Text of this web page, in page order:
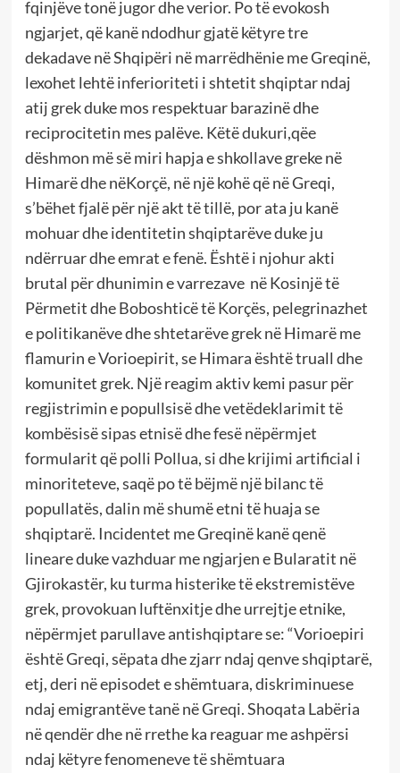
fqinjëve tonë jugor dhe verior. Po të evokosh
ngjarjet, që kanë ndodhur gjatë këtyre tre
dekadave në Shqipëri në marrëdhënie me Greqinë,
lexohet lehtë inferioriteti i shtetit shqiptar ndaj
atij grek duke mos respektuar barazinë dhe
reciprocitetin mes palëve. Këtë dukuri,qëe
dëshmon më së miri hapja e shkollave greke në
Himarë dhe nëKorçë, në një kohë që në Greqi,
s’bëhet fjalë për një akt të tillë, por ata ju kanë
mohuar dhe identitetin shqiptarëve duke ju
ndërruar dhe emrat e fenë. Është i njohur akti
brutal për dhunimin e varrezave në Kosinjë të
Përmetit dhe Boboshticë të Korçës, pelegrinazhet
e politikanëve dhe shtetarëve grek në Himarë me
flamurin e Vorioepirit, se Himara është truall dhe
komunitet grek. Një reagim aktiv kemi pasur për
regjistrimin e popullsisë dhe vetëdeklarimit të
kombësisë sipas etnisë dhe fesë nëpërmjet
formularit që polli Pollua, si dhe krijimi artificial i
minoriteteve, saqë po të bëjmë një bilanc të
popullatës, dalin më shumë etni të huaja se
shqiptarë. Incidentet me Greqinë kanë qenë
lineare duke vazhduar me ngjarjen e Bularatit në
Gjirokastër, ku turma histerike të ekstremistëve
grek, provokuan luftënxitje dhe urrejtje etnike,
nëpërmjet parullave antishqiptare se: “Vorioepiri
është Greqi, sëpata dhe zjarr ndaj qenve shqiptarë,
etj, deri në episodet e shëmtuara, diskriminuese
ndaj emigrantëve tanë në Greqi. Shoqata Labëria
në qendër dhe në rrethe ka reaguar me ashpërsi
ndaj këtyre fenomeneve të shëmtuara